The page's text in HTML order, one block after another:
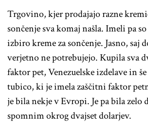
Trgovino, kjer prodajajo razne
sončenje sva komaj našla. Imeli pa
izbiro kreme za sončenje. Jasno, saj
verjetno ne potrebujejo. Kupila sva
faktor pet, Venezuelske izdelave in
tubico, ki je imela zaščitni faktor
je bila nekje v Evropi. Je pa bila zelo
spomnim okrog dvajset dolarjev.